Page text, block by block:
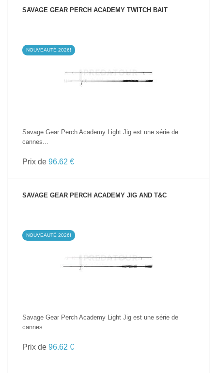
SAVAGE GEAR PERCH ACADEMY TWITCH BAIT
NOUVEAUTÉ 2026!
Savage Gear Perch Academy Light Jig est une série de
cannes...
Prix de 96.62 €
SAVAGE GEAR PERCH ACADEMY JIG AND T&C
NOUVEAUTÉ 2026!
Savage Gear Perch Academy Light Jig est une série de
cannes...
Prix de 96.62 €